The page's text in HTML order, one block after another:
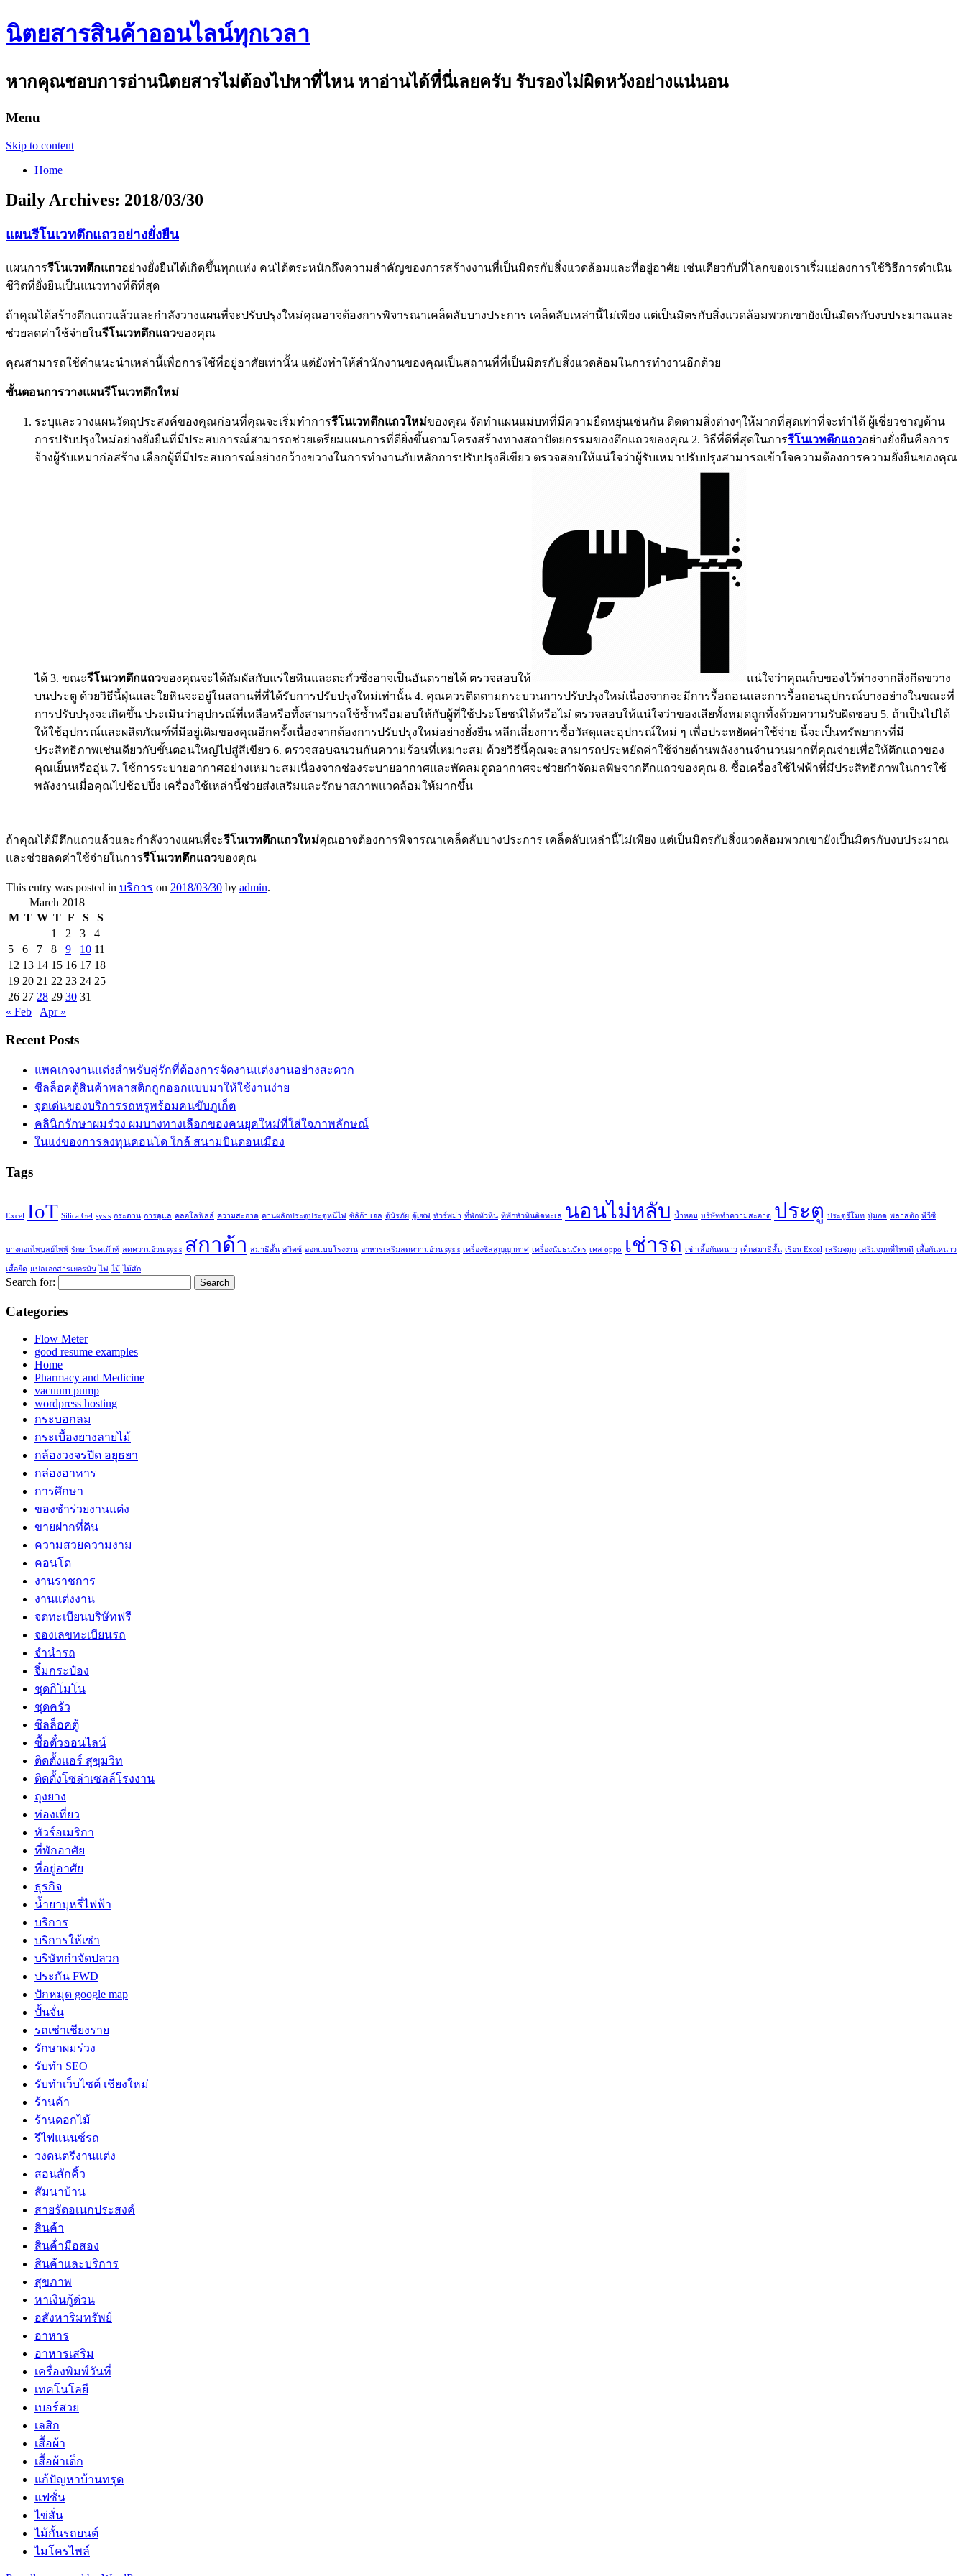
นิตยสารสินค้าออนไลน์ทุกเวลา
หากคุณชอบการอ่านนิตยสารไม่ต้องไปหาที่ไหน หาอ่านได้ที่นี่เลยครับ รับรองไม่ผิดหวังอย่างแน่นอน
Menu
Skip to content
Home
Daily Archives: 2018/03/30
แผนรีโนเวทตึกแถวอย่างยั่งยืน
แผนการรีโนเวทตึกแถวอย่างยั่งยืนได้เกิดขึ้นทุกแห่ง คนได้ตระหนักถึงความสำคัญของการสร้างงานที่เป็นมิตรกับสิ่งแวดล้อมและที่อยู่อาศัย เช่นเดียวกับที่โลกของเราเริ่มแย่ลงการใช้วิธีการดำเนิน
ชีวิตที่ยั่งยืนเป็นแนวทางที่ดีที่สุด
ถ้าคุณได้สร้างตึกแถวแล้วและกำลังวางแผนที่จะปรับปรุงใหม่คุณอาจต้องการพิจารณาเคล็ดลับบางประการ เคล็ดลับเหล่านี้ไม่เพียง แต่เป็นมิตรกับสิ่งแวดล้อมพวกเขายังเป็นมิตรกับงบประมาณและ
ช่วยลดค่าใช้จ่ายในรีโนเวทตึกแถวของคุณ
คุณสามารถใช้คำแนะนำเหล่านี้เพื่อการใช้ที่อยู่อาศัยเท่านั้น แต่ยังทำให้สำนักงานของคุณเป็นสถานที่ที่เป็นมิตรกับสิ่งแวดล้อมในการทำงานอีกด้วย
ขั้นตอนการวางแผนรีโนเวทตึกใหม่
ระบุและวางแผนวัตถุประสงค์ของคุณก่อนที่คุณจะเริ่มทำการรีโนเวทตึกแถวใหม่ของคุณ จัดทำแผนแม่บทที่มีความยืดหยุ่นเช่นกัน ติดตามสิ่งต่างๆให้มากที่สุดเท่าที่จะทำได้ ผู้เชี่ยวชาญด้าน
การปรับปรุงใหม่อย่างยั่งยืนที่มีประสบการณ์สามารถช่วยเตรียมแผนการที่ดียิ่งขึ้นตามโครงสร้างทางสถาปัตยกรรมของตึกแถวของคุณ 2. วิธีที่ดีที่สุดในการรีโนเวทตึกแถวอย่างยั่งยืนคือการ
จ้างผู้รับเหมาก่อสร้าง เลือกผู้ที่มีประสบการณ์อย่างกว้างขวางในการทำงานกับหลักการปรับปรุงสีเขียว ตรวจสอบให้แน่ใจว่าผู้รับเหมาปรับปรุงสามารถเข้าใจความต้องการความยั่งยืนของคุณ
ได้ 3. ขณะรีโนเวทตึกแถวของคุณจะได้สัมผัสกับแร่ใยหินและตะกั่วซึ่งอาจเป็นอันตรายได้ ตรวจสอบให้
แน่ใจว่าคุณเก็บของไว้ห่างจากสิ่งกีดขวาง
บนประตู ด้วยวิธีนี้ฝุ่นและใยหินจะอยู่ในสถานที่ที่ได้รับการปรับปรุงใหม่เท่านั้น 4. คุณควรติดตามกระบวนการปรับปรุงใหม่เนื่องจากจะมีการรื้อถอนและการรื้อถอนอุปกรณ์บางอย่างในขณะที่
การปรับปรุงจะเกิดขึ้น ประเมินว่าอุปกรณ์ที่เหลือหรือทิ้งสามารถใช้ซ้ำหรือมอบให้กับผู้ที่ใช้ประโยชน์ได้หรือไม่ ตรวจสอบให้แน่ใจว่าของเสียทั้งหมดถูกทิ้งด้วยความรับผิดชอบ 5. ถ้าเป็นไปได้
ให้ใช้อุปกรณ์และผลิตภัณฑ์ที่มีอยู่เดิมของคุณอีกครั้งเนื่องจากต้องการปรับปรุงใหม่อย่างยั่งยืน หลีกเลี่ยงการซื้อวัสดุและอุปกรณ์ใหม่ ๆ เพื่อประหยัดค่าใช้จ่าย นี้จะเป็นทรัพยากรที่มี
ประสิทธิภาพเช่นเดียวกับขั้นตอนใหญ่ไปสู่สีเขียว 6. ตรวจสอบฉนวนกันความร้อนที่เหมาะสม ด้วยวิธีนี้คุณจะสามารถประหยัดค่าใช้จ่ายด้านพลังงานจำนวนมากที่คุณจ่ายเพื่อให้ตึกแถวของ
คุณเย็นหรืออุ่น 7. ใช้การระบายอากาศอย่างเหมาะสมเนื่องจากช่องระบายอากาศและพัดลมดูดอากาศจะช่วยกำจัดมลพิษจากตึกแถวของคุณ 8. ซื้อเครื่องใช้ไฟฟ้าที่มีประสิทธิภาพในการใช้
พลังงานเมื่อคุณไปช้อปปิ้ง เครื่องใช้เหล่านี้ช่วยส่งเสริมและรักษาสภาพแวดล้อมให้มากขึ้น
ถ้าคุณได้มีตึกแถวแล้วและกำลังวางแผนที่จะรีโนเวทตึกแถวใหม่คุณอาจต้องการพิจารณาเคล็ดลับบางประการ เคล็ดลับเหล่านี้ไม่เพียง แต่เป็นมิตรกับสิ่งแวดล้อมพวกเขายังเป็นมิตรกับงบประมาณ
และช่วยลดค่าใช้จ่ายในการรีโนเวทตึกแถวของคุณ
This entry was posted in บริการ on 2018/03/30 by admin.
March 2018
M T W T F S
S
1
2 3
4
5
6 7 8 9 10 11
12 13 14 15 16 17 18
19 20 21 22 23 24 25
26 27 28 29 30 31
« Feb
Apr »
Recent Posts
แพคเกจงานแต่งสำหรับคู่รักที่ต้องการจัดงานแต่งงานอย่างสะดวก
ซีลล็อคตู้สินค้าพลาสติกถูกออกแบบมาให้ใช้งานง่าย
จุดเด่นของบริการรถหรูพร้อมคนขับภูเก็ต
คลินิกรักษาผมร่วง ผมบางทางเลือกของคนยุคใหม่ที่ใส่ใจภาพลักษณ์
ในแง่ของการลงทุนคอนโด ใกล้ สนามบินดอนเมือง
Tags
Excel IoT Silica Gel sys s กระดาน การดูแล คลอโลฟิลล์ ความสะอาด คานผลักประตูประตูหนีไฟ ซิลิก้า เจล ตู้นิรภัย ตู้เซฟ ทัวร์พม่า ที่พักหัวหิน ที่พักหัวหินติดทะเล นอนไม่หลับ น้ำหอม บริษัททำความสะอาด ประตู ประตูรีโมท ปุ่มกด พลาสติก พีวีซี
บางกอกไพบูลย์ไพพ์ รักษาโรคเก๊าท์ ลดความอ้วน sys s สกาด้า สมาธิสั้น สวิตซ์ ออกแบบโรงงาน อาหารเสริมลดความอ้วน sys s เครื่องซีลสูญญากาศ เครื่องนับธนบัตร เคส oppo เช่ารถ เช่าเสื้อกันหนาว เด็กสมาธิสั้น เรียน Excel เสริมจมูก เสริมจมูกที่ไหนดี เสื้อกันหนาว
เสื้อยืด แปลเอกสารเยอรมัน ไฟ ไม้ ไม้สัก
Search for:
Categories
Flow Meter
good resume examples
Home
Pharmacy and Medicine
vacuum pump
wordpress hosting
กระบอกลม
กระเบื้องยางลายไม้
กล้องวงจรปิด อยุธยา
กล่องอาหาร
การศึกษา
ของชำร่วยงานแต่ง
ขายฝากที่ดิน
ความสวยความงาม
คอนโด
งานราชการ
งานแต่งงาน
จดทะเบียนบริษัทฟรี
จองเลขทะเบียนรถ
จำนำรถ
จิ๋มกระป๋อง
ชุดกิโมโน
ชุดครัว
ซีลล็อคตู้
ซื้อตั๋วออนไลน์
ติดตั้งเเอร์ สุขุมวิท
ติดตั้งโซล่าเซลล์โรงงาน
ถุงยาง
ท่องเที่ยว
ทัวร์อเมริกา
ที่พักอาศัย
ที่อยู่อาศัย
ธุรกิจ
น้ำยาบุหรี่ไฟฟ้า
บริการ
บริการให้เช่า
บริษัทกำจัดปลวก
ประกัน FWD
ปักหมุด google map
ปั้นจั่น
รถเช่าเชียงราย
รักษาผมร่วง
รับทำ SEO
รับทำเว็บไซต์ เชียงใหม่
ร้านค้า
ร้านดอกไม้
รีไฟแนนซ์รถ
วงดนตรีงานแต่ง
สอนสักคิ้ว
สัมนาบ้าน
สายรัดอเนกประสงค์
สินค้า
สินค้่ามือสอง
สินค้าและบริการ
สุขภาพ
หาเงินกู้ด่วน
อสังหาริมทรัพย์
อาหาร
อาหารเสริม
เครื่องพิมพ์วันที่
เทคโนโลยี
เบอร์สวย
เลสิก
เสื้อผ้า
เสื้อผ้าเด็ก
แก้ปัญหาบ้านทรุด
แฟชั่น
ไข่สั่น
ไม้กั้นรถยนต์
ไมโครไพล์